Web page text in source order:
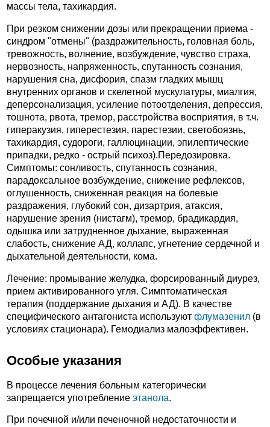
массы тела, тахикардия.
При резком снижении дозы или прекращении приема -
синдром "отмены" (раздражительность, головная боль,
тревожность, волнение, возбуждение, чувство страха,
нервозность, напряженность, спутанность сознания,
нарушения сна, дисфория, спазм гладких мышц
внутренних органов и скелетной мускулатуры, миалгия,
деперсонализация, усиление потоотделения, депрессия,
тошнота, рвота, тремор, расстройства восприятия, в т.ч.
гиперакузия, гиперестезия, парестезии, светобоязнь,
тахикардия, судороги, галлюцинации, эпилептические
припадки, редко - острый психоз).Передозировка.
Симптомы: сонливость, спутанность сознания,
парадоксальное возбуждение, снижение рефлексов,
оглушенность, сниженная реакция на болевые
раздражения, глубокий сон, дизартрия, атаксия,
нарушение зрения (нистагм), тремор, брадикардия,
одышка или затрудненное дыхание, выраженная
слабость, снижение АД, коллапс, угнетение сердечной и
дыхательной деятельности, кома.
Лечение: промывание желудка, форсированный диурез,
прием активированного угля. Симптоматическая
терапия (поддержание дыхания и АД). В качестве
специфического антагониста используют флумазенил (в
условиях стационара). Гемодиализ малоэффективен.
Особые указания
В процессе лечения больным категорически
запрещается употребление этанола.
При почечной и/или печеночной недостаточности и